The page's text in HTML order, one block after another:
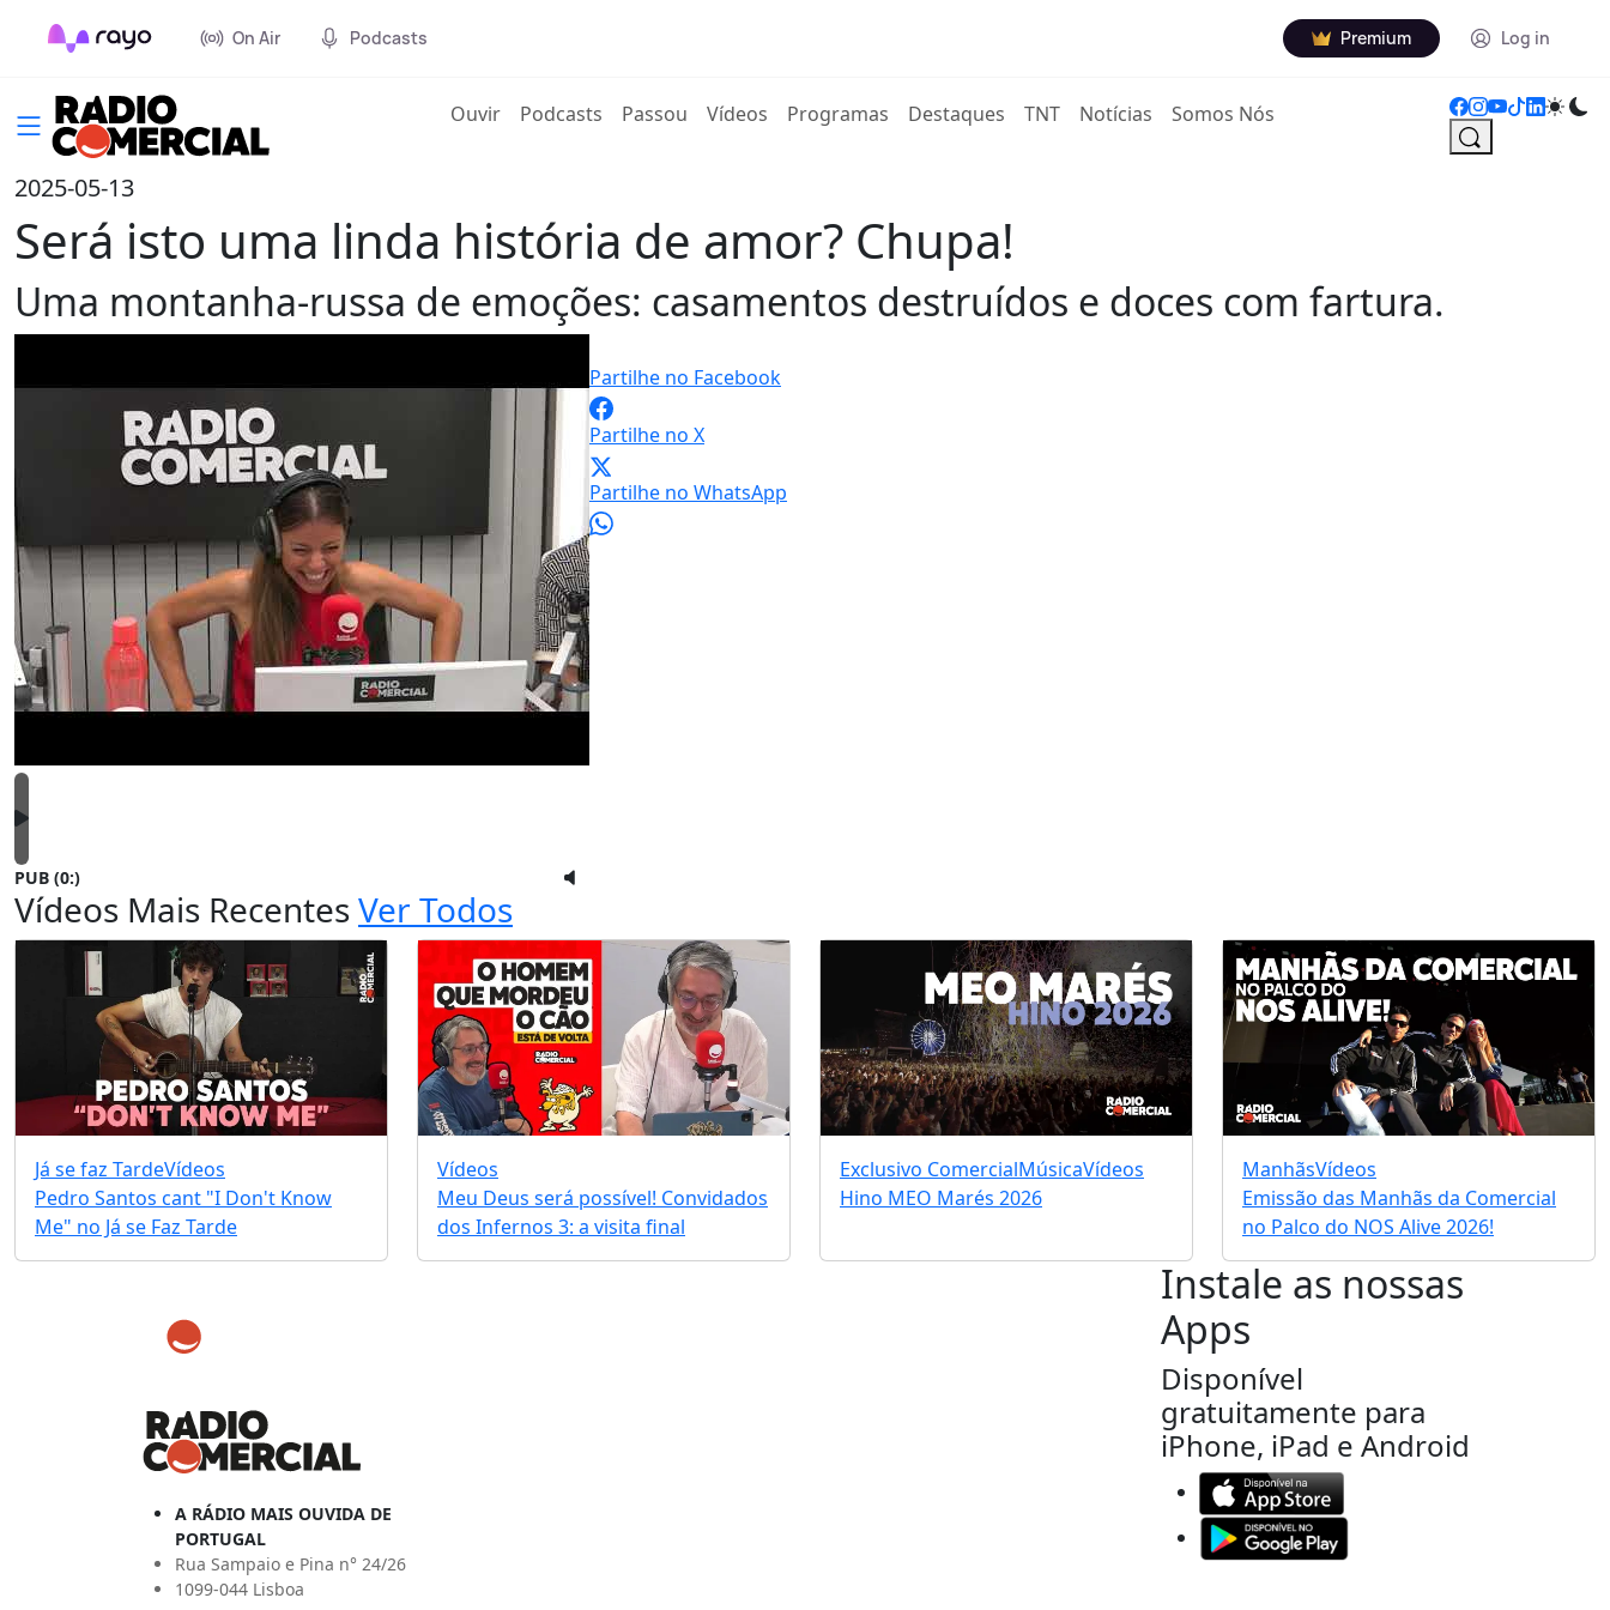
On Air Podcasts Premium Log in
Ouvir(current)
Podcasts Passou Vídeos Programas Destaques TNT Notícias Somos Nós
2025-05-13
Será isto uma linda história de amor? Chupa!
Uma montanha-russa de emoções: casamentos destruídos e doces com fartura.
PUB (0:)
Partilhe no Facebook
Partilhe no X
Partilhe no WhatsApp
Vídeos Mais RecentesVer Todos
Já se faz TardeVídeos
Pedro Santos cant "I Don't Know
Me" no Já se Faz Tarde
Vídeos
Meu Deus será possível! Convidados
dos Infernos 3: a visita final
Exclusivo ComercialMúsicaVídeos
Hino MEO Marés 2026
ManhãsVídeos
Emissão das Manhãs da Comercial
no Palco do NOS Alive 2026!
A RÁDIO MAIS OUVIDA DE
PORTUGAL
Rua Sampaio e Pina n° 24/26
1099-044 Lisboa
Instale as nossas
Apps
Disponível
gratuitamente para
iPhone, iPad e Android